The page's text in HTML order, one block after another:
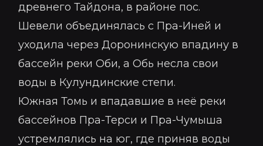
древнего Тайдона, в районе пос.
Шевели объединялась с Пра-Иней и
уходила через Доронинскую впадину в
бассейн реки Оби, а Обь несла свои
воды в Кулундинские степи.
Южная Томь и впадавшие в неё реки
бассейнов Пра-Терси и Пра-Чумыша
устремлялись на юг, где приняв воды